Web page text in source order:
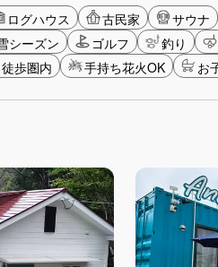
ログハウス 古民家 サウナ
シーズン ゴルフ 釣り
歩圏内 手持ち花火OK お